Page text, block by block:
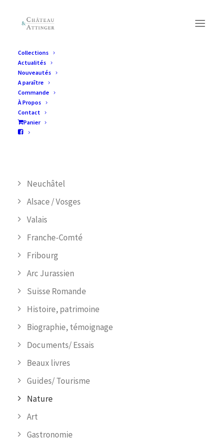
Collections
Actualités
Nouveautés
A paraître
Commande
À Propos
Contact
Panier
Collections
CATÉGORIES DE PRODUIT
Jura
Neuchâtel
Alsace / Vosges
Valais
Franche-Comté
Fribourg
Arc Jurassien
Suisse Romande
Histoire, patrimoine
Biographie, témoignage
Documents/ Essais
Beaux livres
Guides/ Tourisme
Nature
Art
Gastronomie